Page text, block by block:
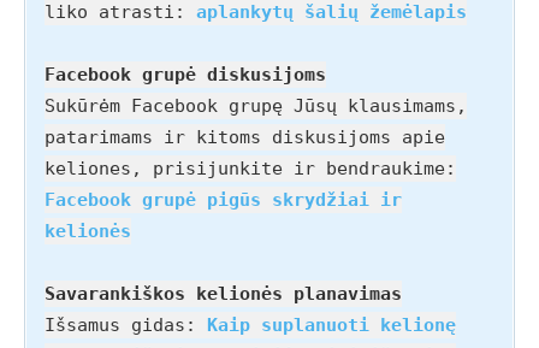
liko atrasti: aplankytų šalių žemėlapis
Facebook grupė diskusijoms
Sukūrėm Facebook grupę Jūsų klausimams,
patarimams ir kitoms diskusijoms apie
keliones, prisijunkite ir bendraukime:
Facebook grupė pigūs skrydžiai ir
kelionės
Savarankiškos kelionės planavimas
Išsamus gidas: Kaip suplanuoti kelionę